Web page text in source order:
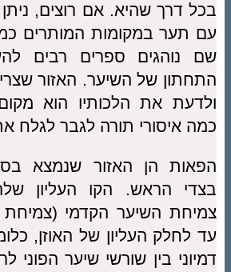
בכל דרך שהיא. אם רוצים,
עם תער במקומות המותרים
שם נוהגים ספרים רבים
התחתון של השיער. האזור
ולדעת את הלכותיו הוא
כמה איסורי תורה לגבר לגלח
הפאות הן האזור שנמצא
בצדי הראש. הקו העליון
צמיחת השיער הקדמי (צמיחת
עד לחלק העליון של האוזן,
דמיוני בין שורשי שיער הפוני